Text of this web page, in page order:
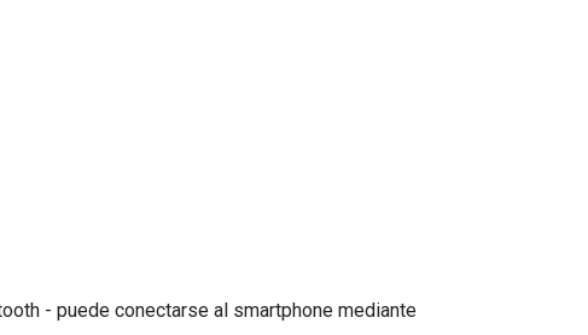
- puede conectarse al smartphone mediante